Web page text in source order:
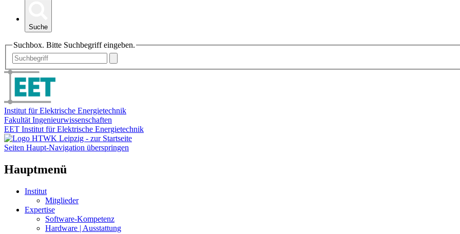
Suche
Suchbox. Bitte Suchbegriff eingeben.
Institut für Elektrische Energietechnik
Fakultät Ingenieurwissenschaften
EET Institut für Elektrische Energietechnik
Seiten Haupt-Navigation überspringen
Hauptmenü
Institut
Mitglieder
Expertise
Software-Kompetenz
Hardware | Ausstattung